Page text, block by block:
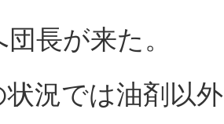
長が来た。
状況では油剤以